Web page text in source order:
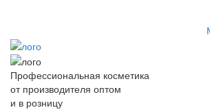
Профессиональная косметика
от производителя оптом
и в розницу